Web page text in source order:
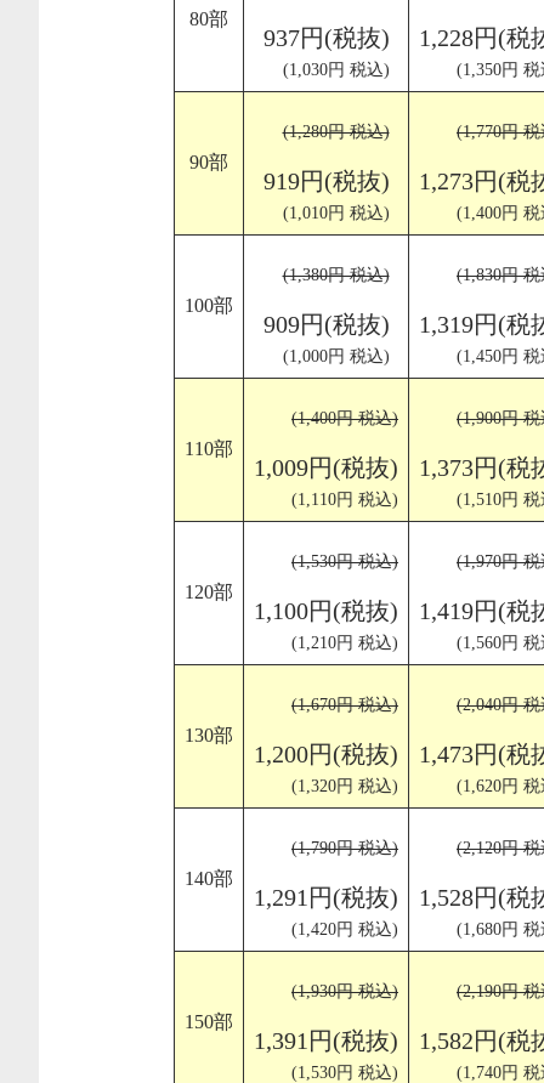
80部
937円(税抜)
(1,030円 税込)
1,228円(税
(1,350円
90部
(1,280円 税込)
919円(税抜)
(1,010円 税込)
(1,770円
1,273円(税
(1,400円
100部
(1,380円 税込)
909円(税抜)
(1,000円 税込)
(1,830円
1,319円(税
(1,450円
110部
(1,400円 税込)
1,009円(税抜)
(1,110円 税込)
(1,900円
1,373円(税
(1,510円
120部
(1,530円 税込)
1,100円(税抜)
(1,210円 税込)
(1,970円
1,419円(税
(1,560円
130部
(1,670円 税込)
1,200円(税抜)
(1,320円 税込)
(2,040円
1,473円(税
(1,620円
140部
(1,790円 税込)
1,291円(税抜)
(1,420円 税込)
(2,120円
1,528円(税
(1,680円
150部
(1,930円 税込)
1,391円(税抜)
(1,530円 税込)
(2,190円
1,582円(税
(1,740円